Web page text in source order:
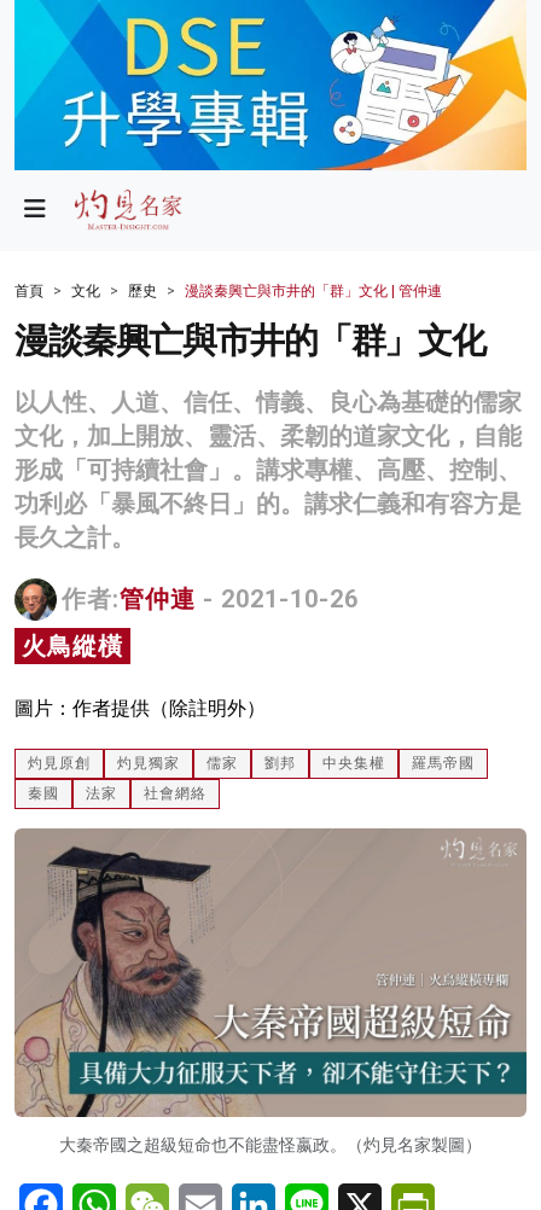
政局
財經
生活
商業
科技
影片
名家榜
灼見活動
首頁 文化 歷史 漫談秦興亡與市井的「群」文化 | 管仲連
漫談秦興亡與市井的「群」文化
以人性、人道、信任、情義、良心為基礎的儒家
文化，加上開放、靈活、柔韌的道家文化，自能
形成「可持續社會」。講求專權、高壓、控制、
功利必「暴風不終日」的。講求仁義和有容方是
長久之計。
作者:管仲連 - 2021-10-26
火鳥縱橫
圖片：作者提供（除註明外）
灼見原創 灼見獨家 儒家 劉邦 中央集權
羅馬帝國
秦國
法家 社會網絡
大秦帝國之超級短命也不能盡怪嬴政。（灼見名家製圖）
FacebookWhatsAppWeChatEmail LinkedInLine X